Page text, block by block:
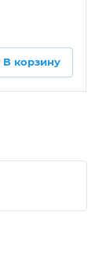
В корзину